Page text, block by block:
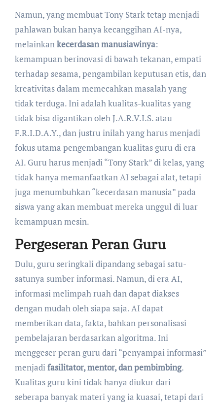
Namun, yang membuat Tony Stark tetap menjadi
pahlawan bukan hanya kecanggihan AI-nya,
melainkankecerdasan manusiawinya:
kemampuan berinovasi di bawah tekanan, empati
terhadap sesama, pengambilan keputusan etis, dan
kreativitas dalam memecahkan masalah yang
tidak terduga. Ini adalah kualitas-kualitas yang
tidak bisa digantikan oleh J.A.R.V.I.S. atau
F.R.I.D.A.Y., dan justru inilah yang harus menjadi
fokus utama pengembangan kualitas guru di era
AI. Guru harus menjadi “Tony Stark” di kelas, yang
tidak hanya memanfaatkan AI sebagai alat, tetapi
juga menumbuhkan “kecerdasan manusia” pada
siswa yang akan membuat mereka unggul di luar
kemampuan mesin.
Pergeseran Peran Guru
Dulu, guru seringkali dipandang sebagai satu-
satunya sumber informasi. Namun, di era AI,
informasi melimpah ruah dan dapat diakses
dengan mudah oleh siapa saja. AI dapat
memberikan data, fakta, bahkan personalisasi
pembelajaran berdasarkan algoritma. Ini
menggeser peran guru dari “penyampai informasi”
menjadifasilitator, mentor, dan pembimbing.
Kualitas guru kini tidak hanya diukur dari
seberapa banyak materi yang ia kuasai, tetapi dari